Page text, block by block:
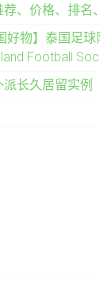
、价格、排名
好物】泰国足
Football
派长久居留实例